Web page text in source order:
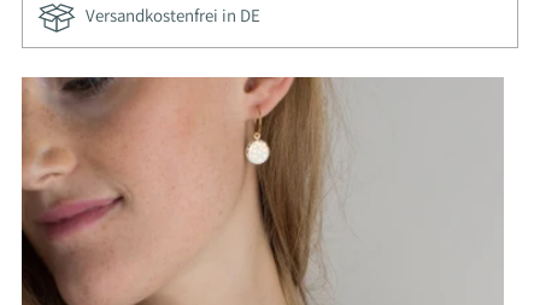
Versandkostenfrei in DE
Adding
product
your
cart